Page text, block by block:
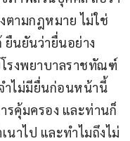
ตามกฎหมาย ไม่ใช่
ยืนยันว่ายื่นอย่าง
รงพยาบาลราชทัณฑ์
ำไม่มียื่นก่อนหน้านี้
รคุ้มครอง และท่านก็
าไป และทำไมถึงไม่